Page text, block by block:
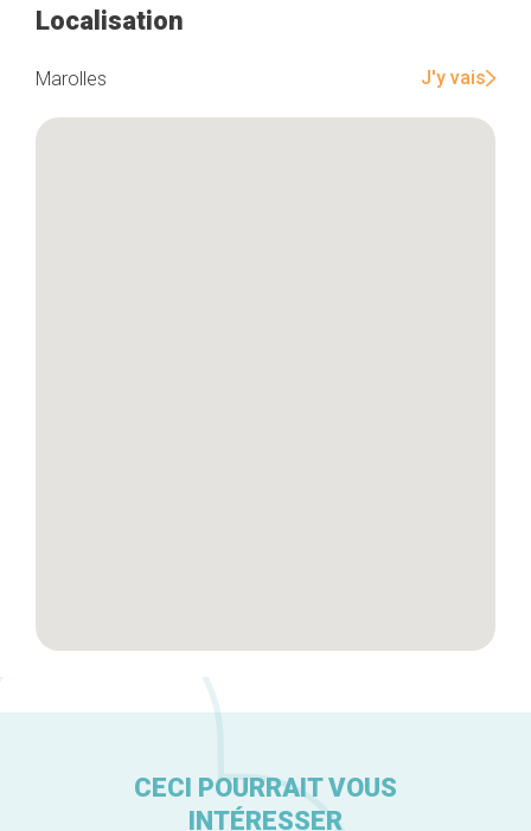
Localisation
Marolles J'y vais
CECI POURRAIT VOUS
INTÉRESSER